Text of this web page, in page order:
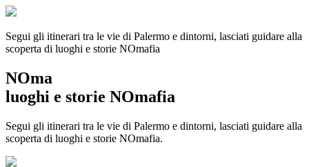
Segui gli itinerari tra le vie di Palermo e dintorni, lasciati guidare alla
scoperta di luoghi e storie NOmafia
NOma
luoghi e storie NOmafia
Segui gli itinerari tra le vie di Palermo e dintorni, lasciati guidare alla
scoperta di luoghi e storie NOmafia.